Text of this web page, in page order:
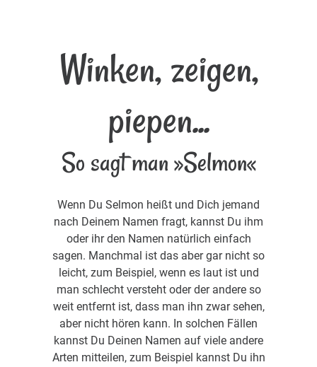
Winken, zeigen,
piepen...
So sagt man »Selmon«
Wenn Du Selmon heißt und Dich jemand
nach Deinem Namen fragt, kannst Du ihm
oder ihr den Namen natürlich einfach
sagen. Manchmal ist das aber gar nicht so
leicht, zum Beispiel, wenn es laut ist und
man schlecht versteht oder der andere so
weit entfernt ist, dass man ihn zwar sehen,
aber nicht hören kann. In solchen Fällen
kannst Du Deinen Namen auf viele andere
Arten mitteilen, zum Beispiel kannst Du ihn